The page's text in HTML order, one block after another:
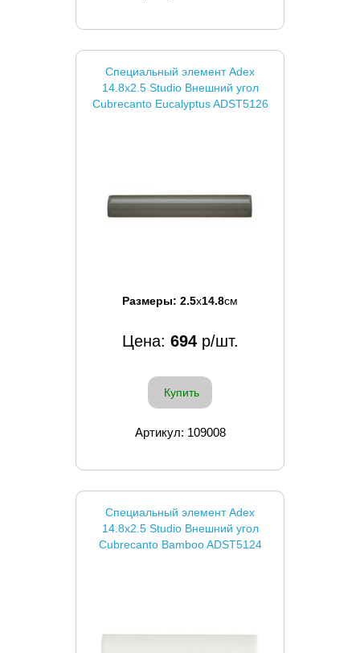
Специальный элемент Adex
14.8x2.5 Studio Внешний угол
Cubrecanto Eucalyptus ADST5126
Размеры: 2.5x14.8см
Цена: 694р/шт.
Купить
Артикул: 109008
Специальный элемент Adex
14.8x2.5 Studio Внешний угол
Cubrecanto Bamboo ADST5124